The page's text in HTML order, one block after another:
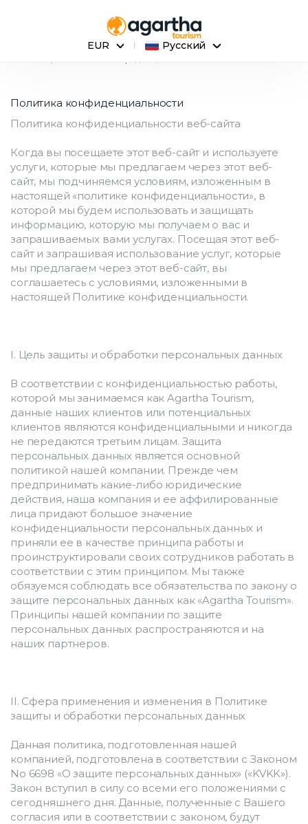
EUR Русский
Политика конфиденциальности
Политика конфиденциальности веб-сайта
Когда вы посещаете этот веб-сайт и используете
услуги, которые мы предлагаем через этот веб-
сайт, мы подчиняемся условиям, изложенным в
настоящей «политике конфиденциальности», в
которой мы будем использовать и защищать
информацию, которую мы получаем о вас и
запрашиваемых вами услугах. Посещая этот веб-
сайт и запрашивая использование услуг, которые
мы предлагаем через этот веб-сайт, вы
соглашаетесь с условиями, изложенными в
настоящей Политике конфиденциальности.
I. Цель защиты и обработки персональных данных
В соответствии с конфиденциальностью работы,
которой мы занимаемся как Agartha Tourism,
данные наших клиентов или потенциальных
клиентов являются конфиденциальными и никогда
не передаются третьим лицам. Защита
персональных данных является основной
политикой нашей компании. Прежде чем
предпринимать какие-либо юридические
действия, наша компания и ее аффилированные
лица придают большое значение
конфиденциальности персональных данных и
приняли ее в качестве принципа работы и
проинструктировали своих сотрудников работать в
соответствии с этим принципом. Мы также
обязуемся соблюдать все обязательства по закону о
защите персональных данных как «Agartha Tourism».
Принципы нашей компании по защите
персональных данных распространяются и на
наших партнеров.
II. Сфера применения и изменения в Политике
защиты и обработки персональных данных
Данная политика, подготовленная нашей
компанией, подготовлена в соответствии с Законом
No 6698 «О защите персональных данных» («KVKK»).
Закон вступил в силу со всеми его положениями с
сегодняшнего дня. Данные, полученные с Вашего
согласия или в соответствии с законом, будут